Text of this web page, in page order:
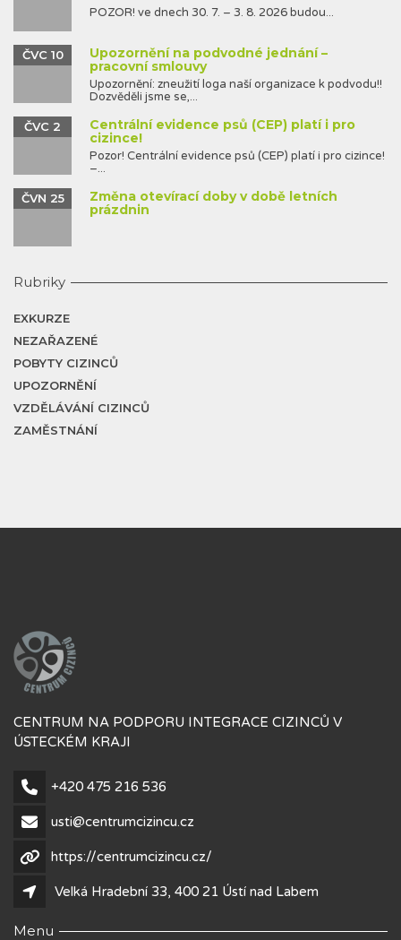
POZOR! ve dnech 30. 7. – 3. 8. 2026 budou...
Upozornění na podvodné jednání –
pracovní smlouvy
ČVC 10
Upozornění: zneužití loga naší organizace k podvodu!!
Dozvěděli jsme se,...
Centrální evidence psů (CEP) platí i pro
cizince!
ČVC 2
Pozor! Centrální evidence psů (CEP) platí i pro cizince!
–...
Změna otevírací doby v době letních
prázdnin
ČVN 25
Rubriky
EXKURZE
NEZAŘAZENÉ
POBYTY CIZINCŮ
UPOZORNĚNÍ
VZDĚLÁVÁNÍ CIZINCŮ
ZAMĚSTNÁNÍ
CENTRUM NA PODPORU INTEGRACE CIZINCŮ V
ÚSTECKÉM KRAJI
+420 475 216 536
usti@centrumcizincu.cz
https://centrumcizincu.cz/
Velká Hradební 33, 400 21 Ústí nad Labem
Menu